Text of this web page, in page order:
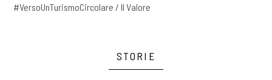
#VersoUnTurismoCircolare / Il Valore
STORIE